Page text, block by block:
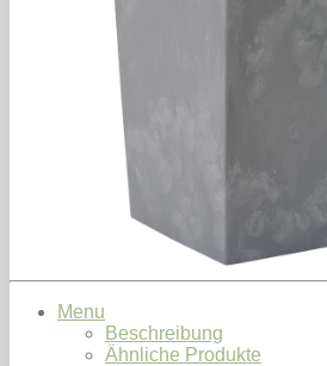
Menu
Beschreibung
Ähnliche Produkte